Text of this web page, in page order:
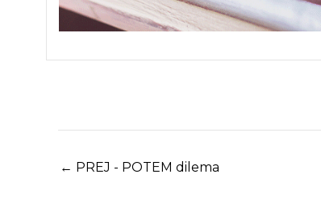
← PREJ - POTEM dilema